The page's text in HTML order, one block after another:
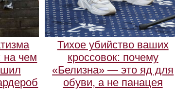
на чем
Тихое убийство ваших
кроссовок: почему
«Белизна» — это яд для
обуви, а не панацея